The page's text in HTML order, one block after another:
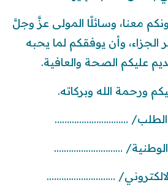
معنا، وسائلًا المولى عزَّ وجلَّ
الجزاء، وأن يوفقكم لما يحبه
عليكم الصحة والعافية.
ورحمة الله وبركاته.
…………………………
الوطنية/ ……………………….
الالكتروني/ ……………………….